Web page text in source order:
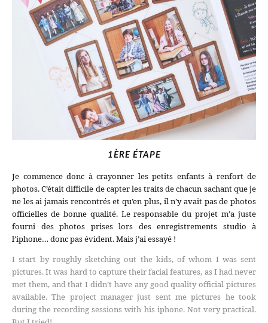
1ÈRE ÉTAPE
Je commence donc à crayonner les petits enfants à renfort de
photos. C’était difficile de capter les traits de chacun sachant que je
ne les ai jamais rencontrés et qu’en plus, il n’y avait pas de photos
officielles de bonne qualité. Le responsable du projet m’a juste
fourni des photos prises lors des enregistrements studio à
l’iphone… donc pas évident. Mais j’ai essayé !
I start by roughly sketching out the kids, of whom I was sent
pictures. It was hard to capture their facial features, as I had never
met them, and that I didn’t have any good quality official pictures
available. The project manager just sent me pictures he took
during the recording sessions with his iphone. Not very practical.